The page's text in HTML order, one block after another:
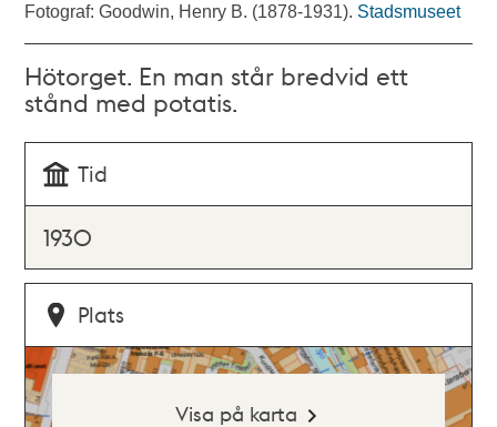
Fotograf: Goodwin, Henry B. (1878-1931). Stadsmuseet
Hötorget. En man står bredvid ett
stånd med potatis.
Tid
1930
Plats
Visa på karta